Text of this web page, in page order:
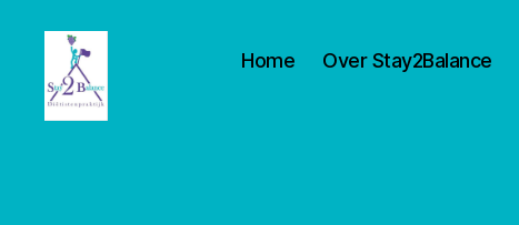
Home Over Stay2Balance